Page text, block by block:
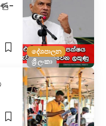
දේශපාලන
ශ්‍රී ලංකා
–